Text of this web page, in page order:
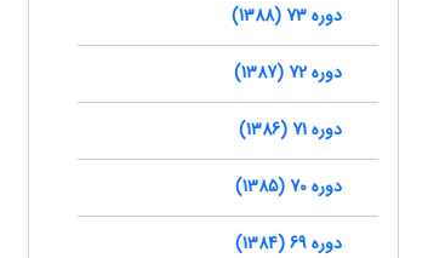
دوره 73 (1388)
دوره 72 (1387)
دوره 71 (1386)
دوره 70 (1385)
دوره 69 (1384)